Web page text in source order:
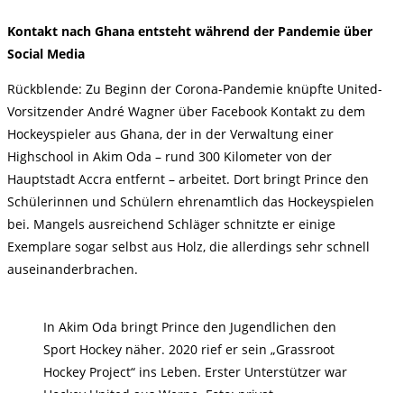
Kontakt nach Ghana entsteht während der Pandemie über
Social Media
Rückblende: Zu Beginn der Corona-Pandemie knüpfte United-
Vorsitzender André Wagner über Facebook Kontakt zu dem
Hockeyspieler aus Ghana, der in der Verwaltung einer
Highschool in Akim Oda – rund 300 Kilometer von der
Hauptstadt Accra entfernt – arbeitet. Dort bringt Prince den
Schülerinnen und Schülern ehrenamtlich das Hockeyspielen
bei. Mangels ausreichend Schläger schnitzte er einige
Exemplare sogar selbst aus Holz, die allerdings sehr schnell
auseinanderbrachen.
In Akim Oda bringt Prince den Jugendlichen den
Sport Hockey näher. 2020 rief er sein „Grassroot
Hockey Project“ ins Leben. Erster Unterstützer war